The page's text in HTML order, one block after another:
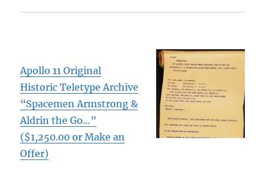
Apollo 11 Original
Historic Teletype Archive
“Spacemen Armstrong &
Aldrin the Go…”
($1,250.00 or Make an
Offer)